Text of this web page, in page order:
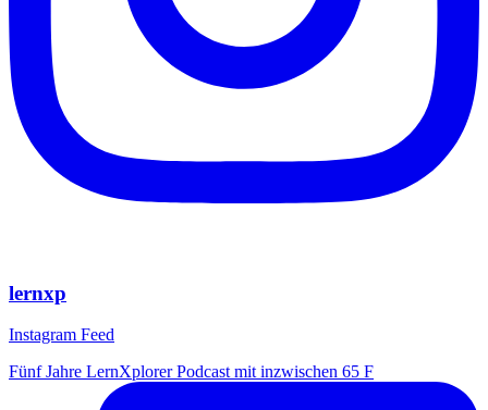
lernxp
Instagram Feed
Fünf Jahre LernXplorer Podcast mit inzwischen 65 F